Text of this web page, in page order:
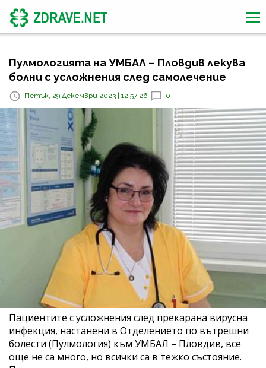
Пулмологията на УМБАЛ – Пловдив лекува
болни с усложнения след самолечение
Петък, 29 Декември 2023 | 12:57:26 0
Пациентите с усложнения след прекарана вирусна
инфекция, настанени в Отделението по вътрешни
болести (Пулмология) към УМБАЛ – Пловдив, все
още не са много, но всички са в тежко състояние.